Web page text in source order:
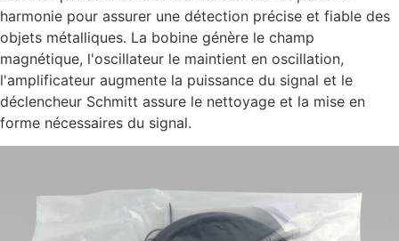
harmonie pour assurer une détection précise et fiable des
objets métalliques. La bobine génère le champ
magnétique, l'oscillateur le maintient en oscillation,
l'amplificateur augmente la puissance du signal et le
déclencheur Schmitt assure le nettoyage et la mise en
forme nécessaires du signal.